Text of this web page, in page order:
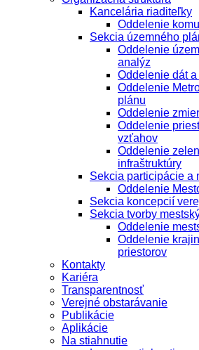
Kancelária riaditeľky
Oddelenie
Sekcia územného
Oddelenie
analýz
Oddelenie dát a
Oddelenie
plánu
Oddelenie
Oddelenie
vzťahov
Oddelenie
infraštruktúry
Sekcia participácie a
Oddelenie
Sekcia koncepcií
Sekcia tvorby
Oddelenie
Oddelenie
priestorov
Kontakty
Kariéra
Transparentnosť
Verejné obstarávanie
Publikácie
Aplikácie
Na stiahnutie